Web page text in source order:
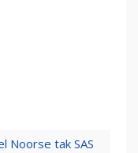
Noorse tak SAS